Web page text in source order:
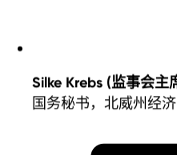
Silke Krebs (监事会主
国务秘书，北威州经